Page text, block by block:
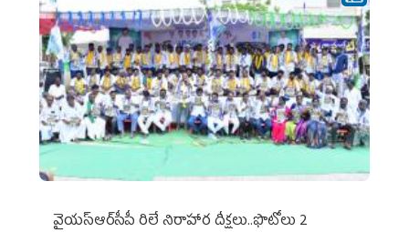
వైయ‌స్ఆర్‌సీపీ రిలే నిరాహార దీక్షలు..ఫొటోలు 2